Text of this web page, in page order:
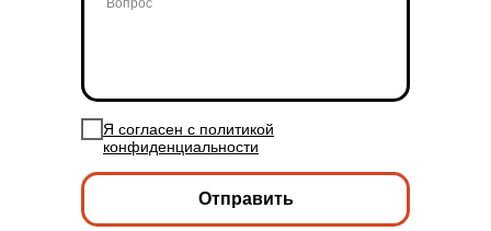
Я согласен с политикой
конфиденциальности
Отправить